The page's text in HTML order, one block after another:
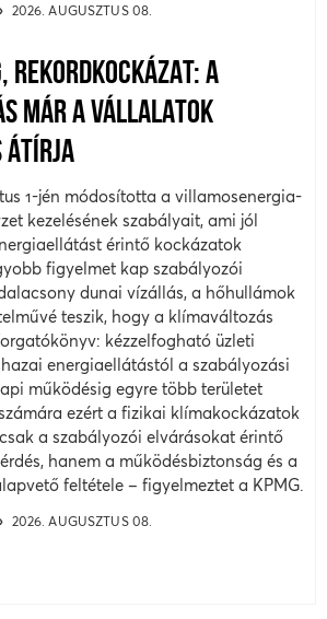
2026. AUGUSZTUS 08.
REKORDKOCKÁZAT: A
MÁR A VÁLLALATOK
ÁTÍRJA
1-jén módosította a villamosenergia-
kezelésének szabályait, ami jól
érintő kockázatok
figyelmet kap szabályozói
dunai vízállás, a hőhullámok
teszik, hogy a klímaváltozás
kézzelfogható üzleti
energiaellátástól a szabályozási
működésig egyre több területet
ezért a fizikai klímakockázatok
a szabályozói elvárásokat érintő
hanem a működésbiztonság és a
feltétele – figyelmeztet a KPMG.
2026. AUGUSZTUS 08.